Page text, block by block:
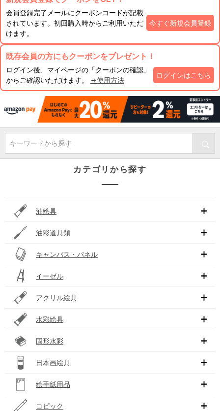
会員登録完了メールにクーポンコードが記載
されています。初回購入時からご利用いただ
けます。
今すぐ新規会員登録
既存会員の方にもクーポンをプレゼント！
ログイン後、マイページの「クーポンの確認」
からご確認いただけます。 →使用方法
ログインはこちら
キーワードから探す
カテゴリから探す
油絵具
油彩道具類
キャンバス・パネル
イーゼル
アクリル絵具
水彩絵具
固形水彩
日本画絵具
絵手紙用品
コピック